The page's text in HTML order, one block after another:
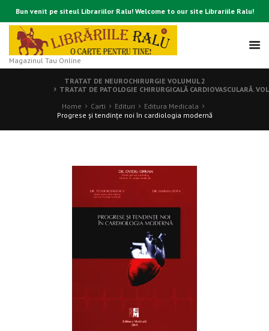
Bun venit pe siteul Librariilor Ralu! Welcome to our site Librariile Ralu!
Magazinul Tau Online
TRATAT DE NEUROCHIRURGIE VOLUMUL 2
TRATAT DE PATOLOGIE CHIRURGICALĂ CARDIOVASCULARĂ.
Home
Carti Edituri
Editura Medicala
Progrese şi tendinţe noi în cardiologia modernă